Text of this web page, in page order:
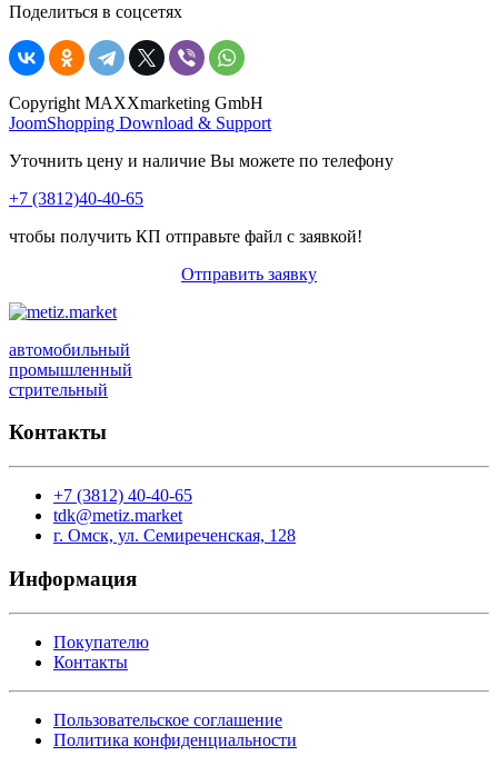
Поделиться в соцсетях
Copyright MAXXmarketing GmbH
JoomShopping Download & Support
Уточнить цену и наличие Вы можете по телефону
+7 (3812)40-40-65
чтобы получить КП отправьте файл с заявкой!
Отправить заявку
автомобильный
промышленный
стрительный
Контакты
+7 (3812) 40-40-65
tdk@metiz.market
г. Омск, ул. Семиреченская, 128
Информация
Покупателю
Контакты
Пользовательское соглашение
Политика конфиденциальности